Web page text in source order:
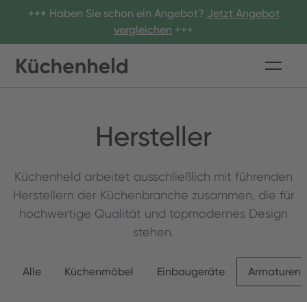
+++ Haben Sie schon ein Angebot? Jetzt Angebot
vergleichen +++
Hersteller
Küchenheld arbeitet ausschließlich mit führenden
Herstellern der Küchenbranche zusammen, die für
hochwertige Qualität und topmodernes Design
stehen.
Alle Küchenmöbel Einbaugeräte Armaturen